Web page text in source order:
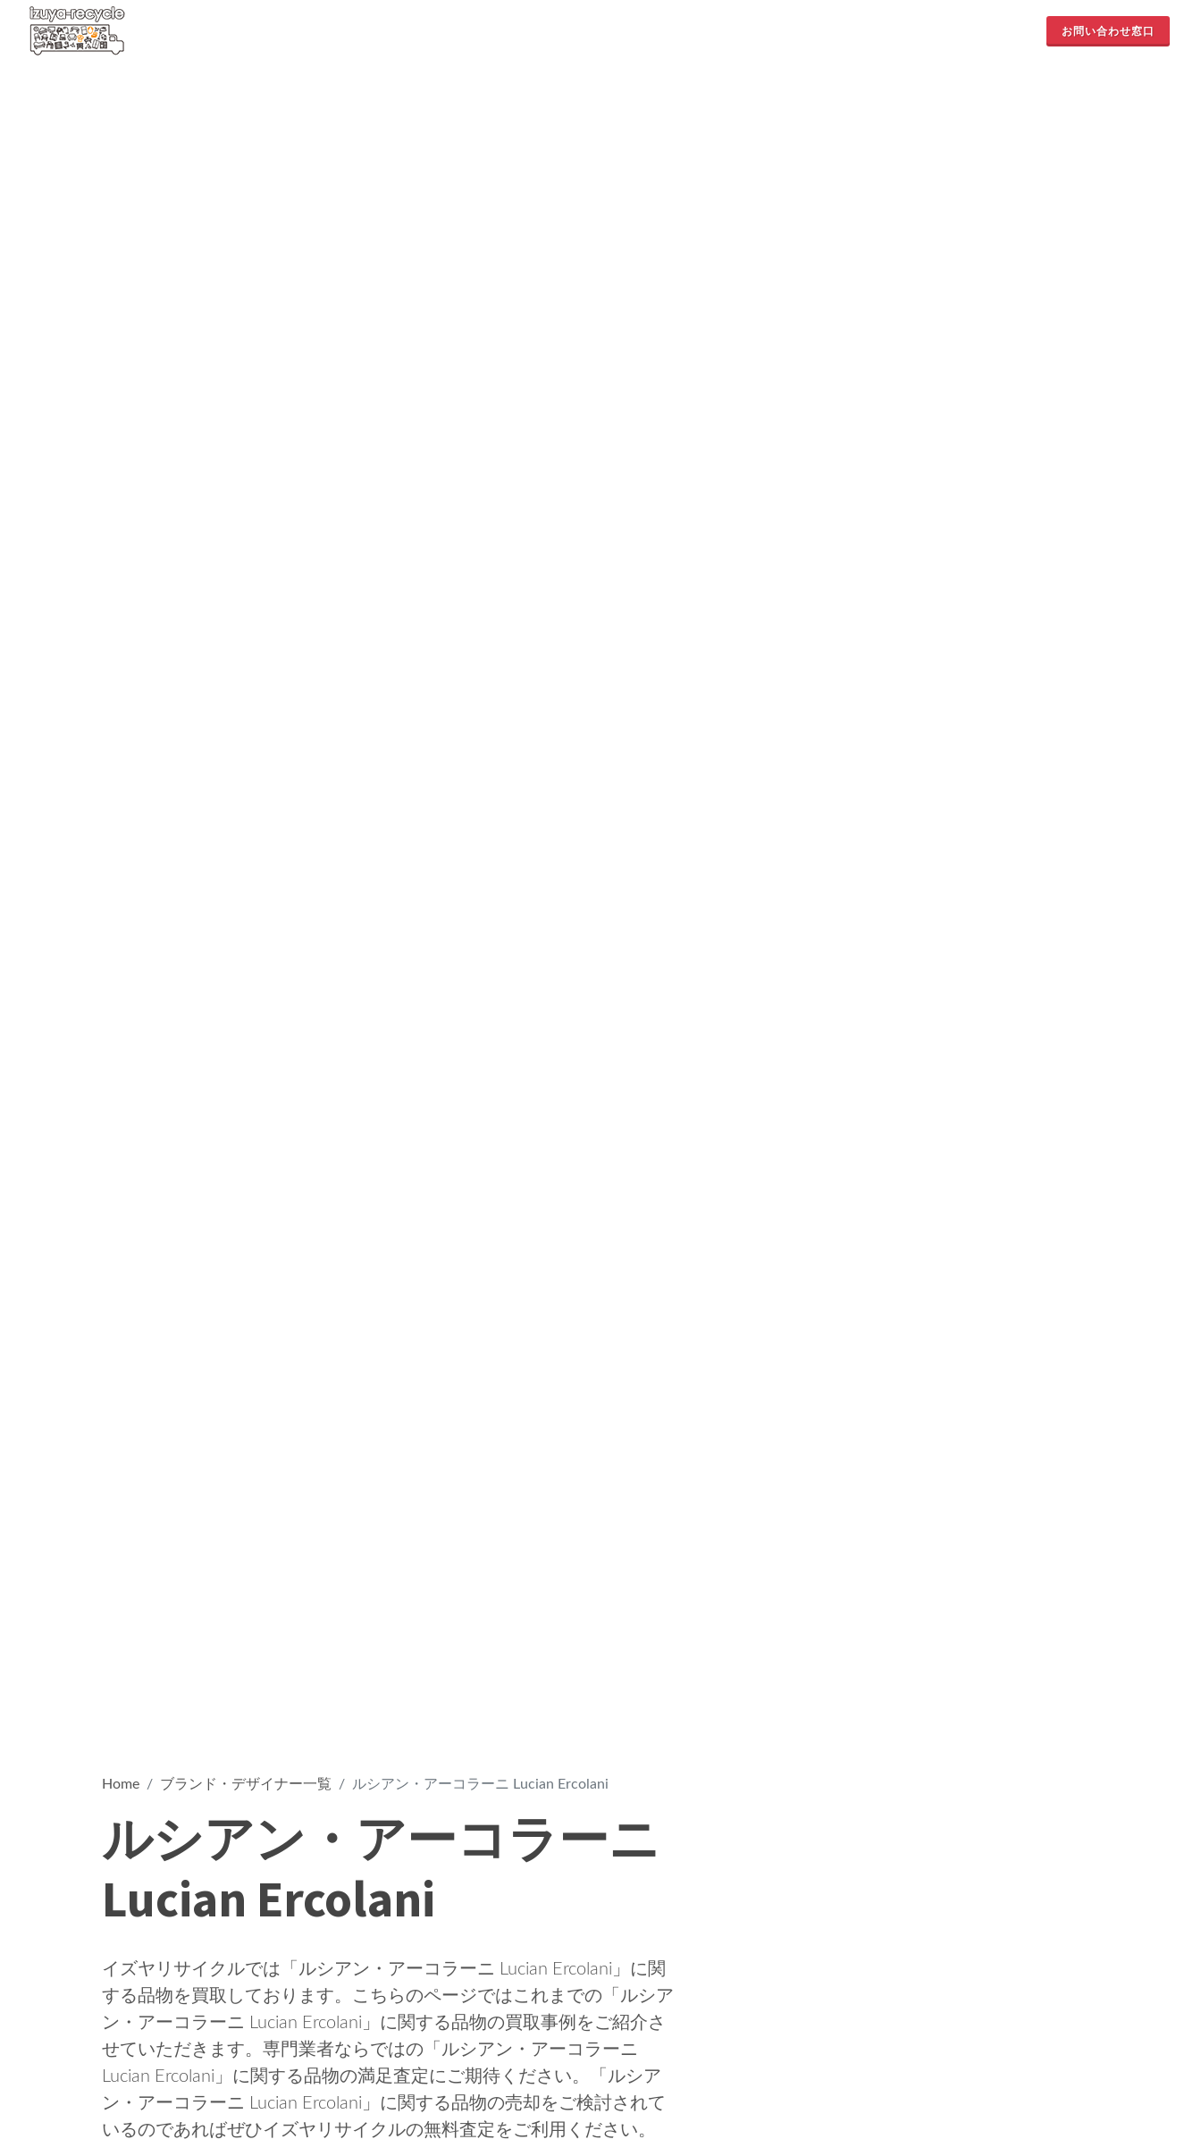
お問い合わせ窓口
Home ブランド・デザイナー一覧 ルシアン・アーコラーニ Lucian Ercolani
ルシアン・アーコラーニ
Lucian Ercolani
イズヤリサイクルでは「ルシアン・アーコラーニ Lucian Ercolani」に関
する品物を買取しております。こちらのページではこれまでの「ルシア
ン・アーコラーニ Lucian Ercolani」に関する品物の買取事例をご紹介さ
せていただきます。専門業者ならではの「ルシアン・アーコラーニ
Lucian Ercolani」に関する品物の満足査定にご期待ください。「ルシア
ン・アーコラーニ Lucian Ercolani」に関する品物の売却をご検討されて
いるのであればぜひイズヤリサイクルの無料査定をご利用ください。